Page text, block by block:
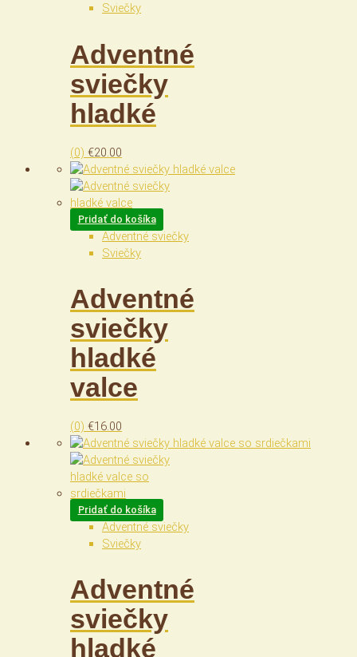
Sviečky
Adventné
sviečky
hladké
(0) €20.00
Pridať do košíka
Adventné sviečky
Sviečky
Adventné
sviečky
hladké
valce
(0) €16.00
Pridať do košíka
Adventné sviečky
Sviečky
Adventné
sviečky
hladké